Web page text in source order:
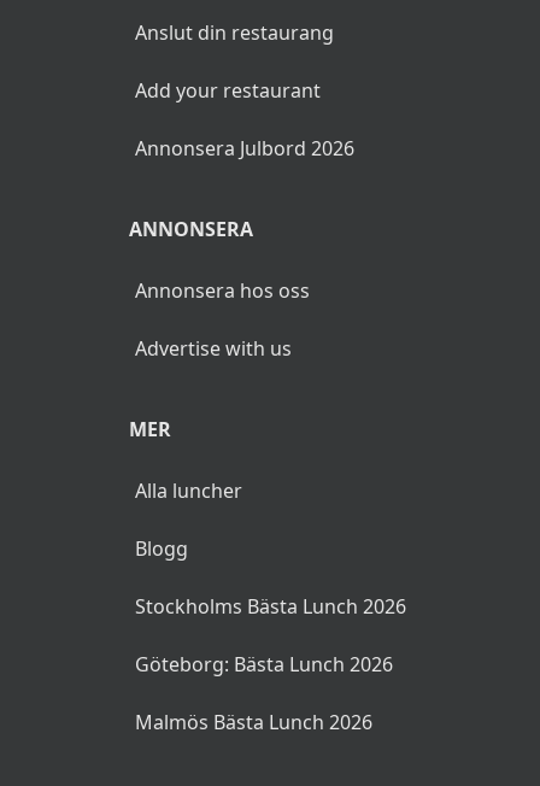
Anslut din restaurang
Add your restaurant
Annonsera Julbord 2026
ANNONSERA
Annonsera hos oss
Advertise with us
MER
Alla luncher
Blogg
Stockholms Bästa Lunch 2026
Göteborg: Bästa Lunch 2026
Malmös Bästa Lunch 2026